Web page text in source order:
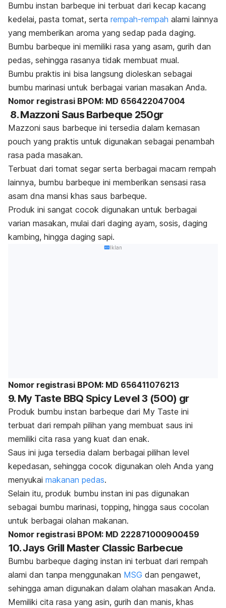
Bumbu instan barbeque ini terbuat dari kecap kacang
kedelai, pasta tomat, serta rempah-rempah alami lainnya
yang memberikan aroma yang sedap pada daging.
Bumbu barbeque ini memiliki rasa yang asam, gurih dan
pedas, sehingga rasanya tidak membuat mual.
Bumbu praktis ini bisa langsung dioleskan sebagai
bumbu marinasi untuk berbagai varian masakan Anda.
Nomor registrasi BPOM: MD 656422047004
8.Mazzoni Saus Barbeque 250gr
Mazzoni saus barbeque ini tersedia dalam kemasan
pouch yang praktis untuk digunakan sebagai penambah
rasa pada masakan.
Terbuat dari tomat segar serta berbagai macam rempah
lainnya, bumbu barbeque ini memberikan sensasi rasa
asam dna mansi khas saus barbeque.
Produk ini sangat cocok digunakan untuk berbagai
varian masakan, mulai dari daging ayam, sosis, daging
kambing, hingga daging sapi.
Iklan
Nomor registrasi BPOM: MD 656411076213
9. My Taste BBQ Spicy Level 3 (500) gr
Produk bumbu instan barbeque dari My Taste ini
terbuat dari rempah pilihan yang membuat saus ini
memiliki cita rasa yang kuat dan enak.
Saus ini juga tersedia dalam berbagai pilihan level
kepedasan, sehingga cocok digunakan oleh Anda yang
menyukai makanan pedas.
Selain itu, produk bumbu instan ini pas digunakan
sebagai bumbu marinasi, topping, hingga saus cocolan
untuk berbagai olahan makanan.
Nomor registrasi BPOM: MD 222871000900459
10. Jays Grill Master Classic Barbecue
Bumbu barbeque daging instan ini terbuat dari rempah
alami dan tanpa menggunakan MSG dan pengawet,
sehingga aman digunakan dalam olahan masakan Anda.
Memiliki cita rasa yang asin, gurih dan manis, khas